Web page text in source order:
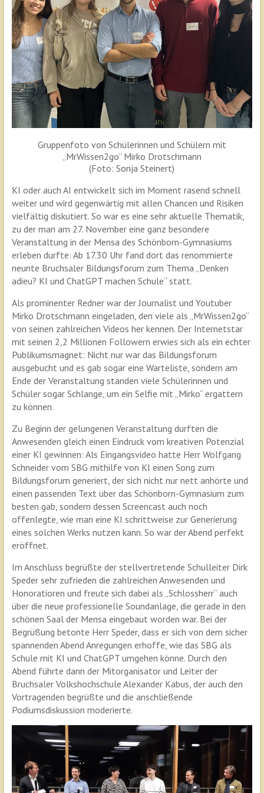
Gruppenfoto von Schülerinnen und Schülern mit
„MrWissen2go“ Mirko Drotschmann
(Foto: Sonja Steinert)
KI oder auch AI entwickelt sich im Moment rasend schnell
weiter und wird gegenwärtig mit allen Chancen und Risiken
vielfältig diskutiert. So war es eine sehr aktuelle Thematik,
zu der man am 27. November eine ganz besondere
Veranstaltung in der Mensa des Schönborn-Gymnasiums
erleben durfte: Ab 17.30 Uhr fand dort das renommierte
neunte Bruchsaler Bildungsforum zum Thema „Denken
adieu? KI und ChatGPT machen Schule“ statt.
Als prominenter Redner war der Journalist und Youtuber
Mirko Drotschmann eingeladen, den viele als „MrWissen2go“
von seinen zahlreichen Videos her kennen. Der Internetstar
mit seinen 2,2 Millionen Followern erwies sich als ein echter
Publikumsmagnet: Nicht nur war das Bildungsforum
ausgebucht und es gab sogar eine Warteliste, sondern am
Ende der Veranstaltung standen viele Schülerinnen und
Schüler sogar Schlange, um ein Selfie mit „Mirko“ ergattern
zu können.
Zu Beginn der gelungenen Veranstaltung durften die
Anwesenden gleich einen Eindruck vom kreativen Potenzial
einer KI gewinnen: Als Eingangsvideo hatte Herr Wolfgang
Schneider vom SBG mithilfe von KI einen Song zum
Bildungsforum generiert, der sich nicht nur nett anhörte und
einen passenden Text über das Schönborn-Gymnasium zum
besten gab, sondern dessen Screencast auch noch
offenlegte, wie man eine KI schrittweise zur Generierung
eines solchen Werks nutzen kann. So war der Abend perfekt
eröffnet.
Im Anschluss begrüßte der stellvertretende Schulleiter Dirk
Speder sehr zufrieden die zahlreichen Anwesenden und
Honoratioren und freute sich dabei als „Schlossherr“ auch
über die neue professionelle Soundanlage, die gerade in den
schönen Saal der Mensa eingebaut worden war. Bei der
Begrüßung betonte Herr Speder, dass er sich von dem sicher
spannenden Abend Anregungen erhoffe, wie das SBG als
Schule mit KI und ChatGPT umgehen könne. Durch den
Abend führte dann der Mitorganisator und Leiter der
Bruchsaler Volkshochschule Alexander Kabus, der auch den
Vortragenden begrüßte und die anschließende
Podiumsdiskussion moderierte.